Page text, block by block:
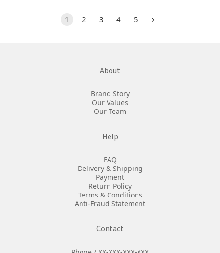
1 2 3 4 5
About
Brand Story
Our Values
Our Team
Help
FAQ
Delivery & Shipping
Payment
Return Policy
Terms & Conditions
Anti-Fraud Statement
Contact